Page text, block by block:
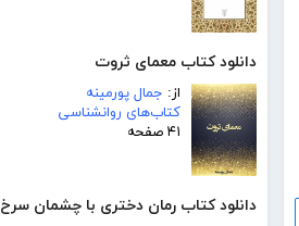
دانلود کتاب معمای ثروت
از: جمال پورمینه
کتاب‌های روانشناسی
۴۱ صفحه
دانلود کتاب رمان دختری با چشمان سرخ